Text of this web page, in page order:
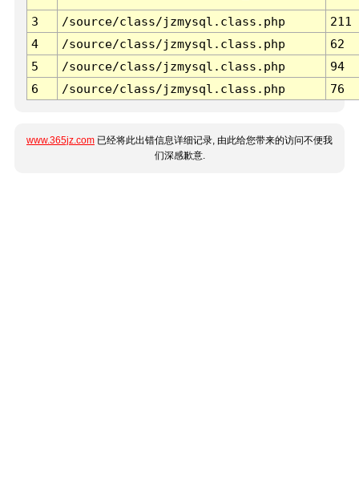
3 /source/class/jzmysql.class.php
211
4
/source/class/jzmysql.class.php
62
5
/source/class/jzmysql.class.php
94
6
/source/class/jzmysql.class.php 76
www.365jz.com 已经将此出错信息详细记录, 由此给您带来的访问不便我
们深感歉意.